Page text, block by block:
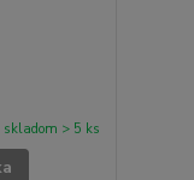
skladom > 5 ks